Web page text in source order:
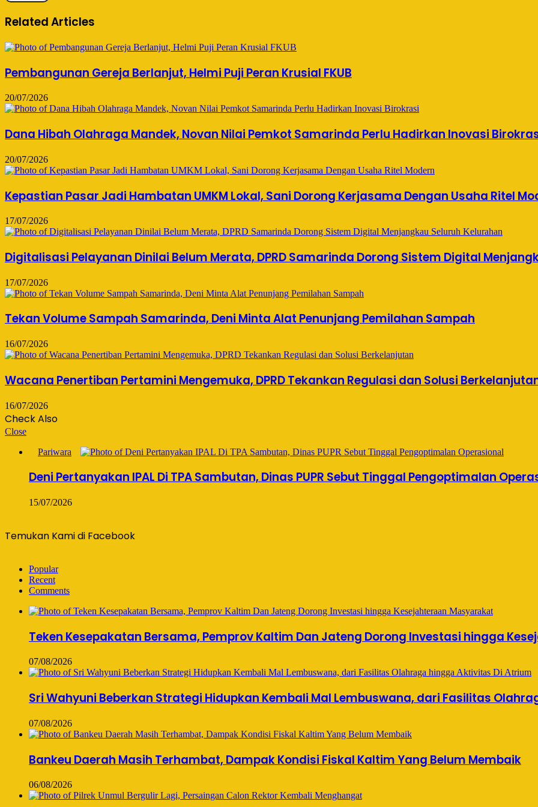
Related Articles
Pembangunan Gereja Berlanjut, Helmi Puji Peran Krusial FKUB
20/07/2026
Dana Hibah Olahraga Mandek, Novan Nilai Pemkot Samarinda Perlu Hadirkan Inovasi
20/07/2026
Kepastian Pasar Jadi Hambatan UMKM Lokal, Sani Dorong Kerjasama Dengan Usaha Ritel
17/07/2026
Digitalisasi Pelayanan Dinilai Belum Merata, DPRD Samarinda Dorong Sistem Digital
17/07/2026
Tekan Volume Sampah Samarinda, Deni Minta Alat Penunjang Pemilahan Sampah
16/07/2026
Wacana Penertiban Pertamini Mengemuka, DPRD Tekankan Regulasi dan Solusi
16/07/2026
Check Also
Close
Pariwara
Deni Pertanyakan IPAL Di TPA Sambutan, Dinas PUPR Sebut Tinggal Pengoptimalan
15/07/2026
Temukan Kami di Facebook
Popular
Recent
Comments
Teken Kesepakatan Bersama, Pemprov Kaltim Dan Jateng Dorong Investasi hingga
07/08/2026
Sri Wahyuni Beberkan Strategi Hidupkan Kembali Mal Lembuswana, dari Fasilitas
07/08/2026
Bankeu Daerah Masih Terhambat, Dampak Kondisi Fiskal Kaltim Yang Belum Membaik
06/08/2026